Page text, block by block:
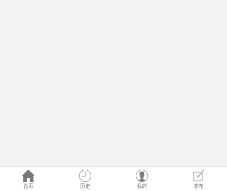
首页 历史 我的 发布